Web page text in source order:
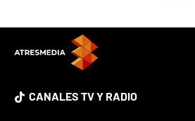
CANALES TV Y RADIO